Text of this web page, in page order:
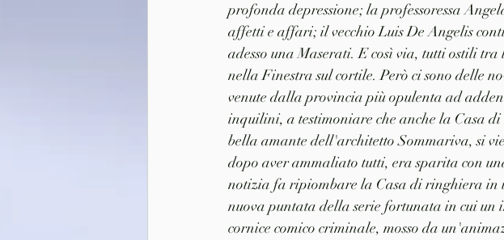
profonda depressione; la professoressa
affetti e affari; il vecchio Luis De Angelis
adesso una Maserati. E così via, tutti ostili
nella Finestra sul cortile. Però ci sono delle
venute dalla provincia più opulenta ad
inquilini, a testimoniare che anche la Casa
bella amante dell'architetto Sommariva, si
dopo aver ammaliato tutti, era sparita con
notizia fa ripiombare la Casa di ringhiera in
nuova puntata della serie fortunata in cui un
cornice comico criminale, mosso da